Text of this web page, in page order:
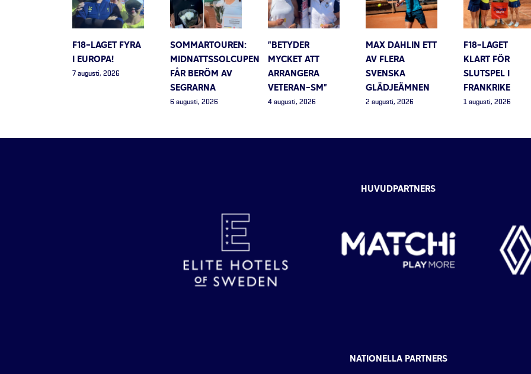
F18-LAGET FYRA
I EUROPA!
7 augusti, 2026
SOMMARTOUREN:
MIDNATTSSOLCUPEN
FÅR BERÖM AV
SEGRARNA
6 augusti, 2026
”BETYDER
MYCKET ATT
ARRANGERA
VETERAN-SM”
4 augusti, 2026
MAX DAHLIN ETT
AV FLERA
SVENSKA
GLÄDJEÄMNEN
2 augusti, 2026
F18-LAGET
KLART FÖR
SLUTSPEL I
FRANKRIKE
1 augusti, 2026
HUVUDPARTNERS
NATIONELLA PARTNERS